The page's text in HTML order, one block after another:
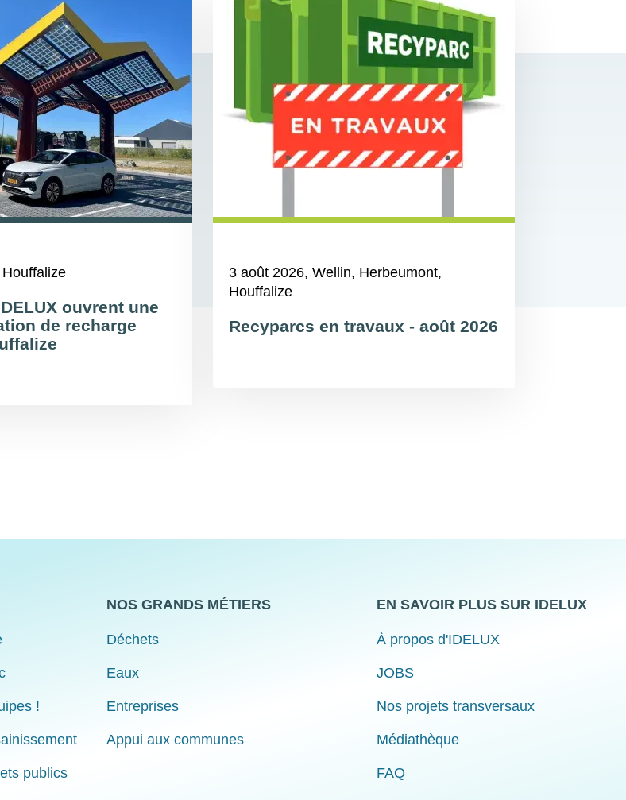
ouvrent une
de recharge
3 août 2026, Wellin, Herbeumont,
Houffalize
Recyparcs en travaux - août 2026
!
publics
NOS GRANDS MÉTIERS
Déchets
Eaux
Entreprises
Appui aux communes
EN SAVOIR PLUS SUR IDELUX
À propos d'IDELUX
JOBS
Nos projets transversaux
Médiathèque
FAQ